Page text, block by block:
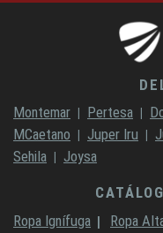
Montemar
Pertesa
MCaetano
Juper Iru
Sehila
Joysa
Ropa Ignífuga
Ropa